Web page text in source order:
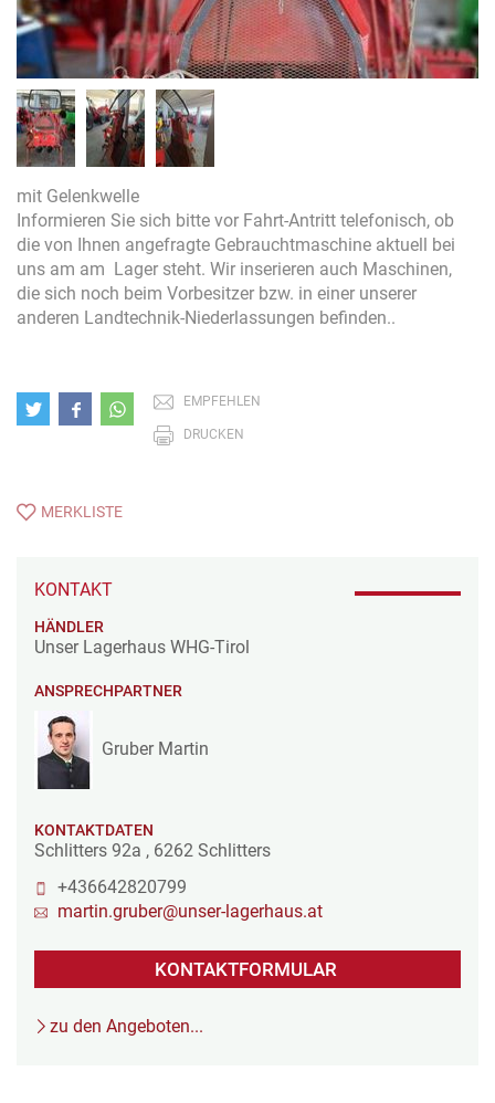
mit Gelenkwelle
Informieren Sie sich bitte vor Fahrt-Antritt telefonisch, ob
die von Ihnen angefragte Gebrauchtmaschine aktuell bei
uns am am Lager steht. Wir inserieren auch Maschinen,
die sich noch beim Vorbesitzer bzw. in einer unserer
anderen Landtechnik-Niederlassungen befinden..
EMPFEHLEN
DRUCKEN
MERKLISTE
KONTAKT
HÄNDLER
Unser Lagerhaus WHG-Tirol
ANSPRECHPARTNER
Gruber Martin
KONTAKTDATEN
Schlitters 92a , 6262 Schlitters
+436642820799
martin.gruber@unser-lagerhaus.at
KONTAKTFORMULAR
zu den Angeboten...